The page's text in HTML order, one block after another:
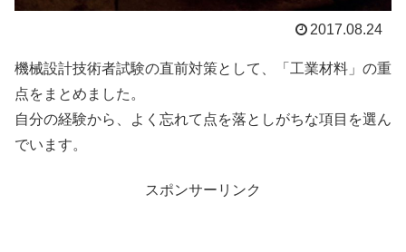
2017.08.24
機械設計技術者試験の直前対策として、「工業材料」の重
点をまとめました。
自分の経験から、よく忘れて点を落としがちな項目を選ん
でいます。
スポンサーリンク